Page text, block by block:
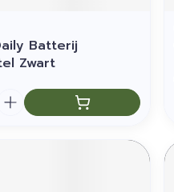
Batterij
Zwart